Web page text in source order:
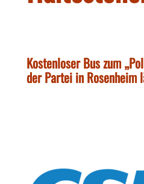
Kostenloser Bus zum
der Partei in Rosenheim